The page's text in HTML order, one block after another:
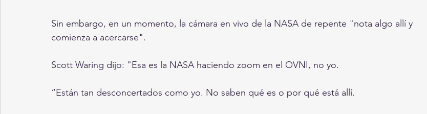
Sin embargo, en un momento, la cámara en vivo de la NASA de repente "nota algo allí y
comienza a acercarse".
Scott Waring dijo: "Esa es la NASA haciendo zoom en el OVNI, no yo.
“Están tan desconcertados como yo. No saben qué es o por qué está allí.